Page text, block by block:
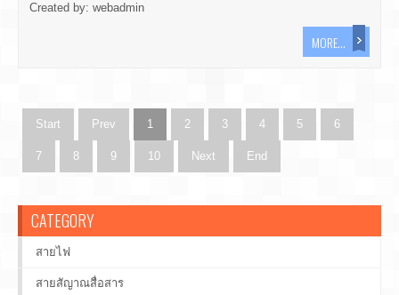
Created by: webadmin
MORE...
Start Prev 1 2 3 4 5 6
7 8 9 10 Next End
CATEGORY
สายไฟ
สายสัญาณสื่อสาร